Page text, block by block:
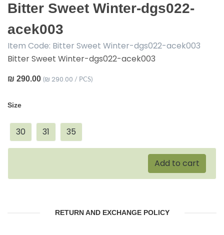
Bitter Sweet Winter-dgs022-
acek003
Item Code: Bitter Sweet Winter-dgs022-acek003
Bitter Sweet Winter-dgs022-acek003
₪ 290.00 (₪ 290.00 / PCS)
Size
30 31 35
Add to cart
RETURN AND EXCHANGE POLICY